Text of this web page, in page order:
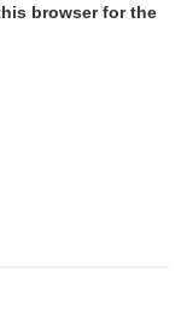
browser for the